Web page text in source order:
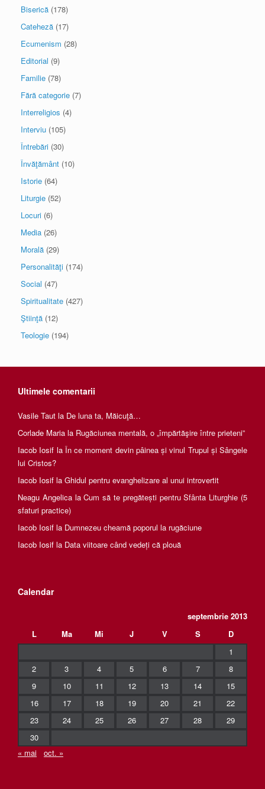
Biserică (178)
Cateheză (17)
Ecumenism (28)
Editorial (9)
Familie (78)
Fără categorie (7)
Interreligios (4)
Interviu (105)
Întrebări (30)
Învăţământ (10)
Istorie (64)
Liturgie (52)
Locuri (6)
Media (26)
Morală (29)
Personalităţi (174)
Social (47)
Spiritualitate (427)
Ştiinţă (12)
Teologie (194)
Ultimele comentarii
Vasile Taut la De luna ta, Măicuţă…
Corlade Maria la Rugăciunea mentală, o „împărtăşire între prieteni”
Iacob Iosif la În ce moment devin pâinea și vinul Trupul și Sângele
lui Cristos?
Iacob Iosif la Ghidul pentru evanghelizare al unui introvertit
Neagu AngelicalaCum să te pregătești pentru Sfânta Liturghie (5
sfaturi practice)
Iacob Iosif la Dumnezeu cheamă poporul la rugăciune
Iacob Iosif la Data viitoare când vedeți că plouă
Calendar
septembrie 2013
L
Ma Mi J V S
D
1
2
3 4 5 6 7
8
9
10 11 12 13 14
15
16
17 18 19 20 21
22
23
24 25 26 27 28
29
30
« mai
oct. »